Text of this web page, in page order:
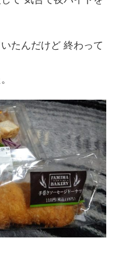
たんだけど 終わって